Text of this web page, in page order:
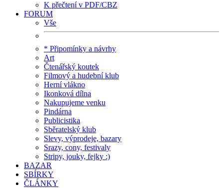
K přečtení v PDF/CBZ
FORUM
Vše
* Připomínky a návrhy
Art
Čtenářský koutek
Filmový a hudební klub
Herní vlákno
Ikonková dílna
Nakupujeme venku
Pindárna
Publicistika
Sběratelský klub
Slevy, výprodeje, bazary
Srazy, cony, festivaly
Stripy, jouky, fejky :)
BAZAR
SBÍRKY
ČLÁNKY